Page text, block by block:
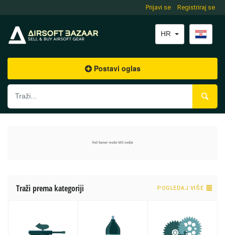
Prijavi se Registriraj se
HR
Postavi oglas
Traži prema kategoriji POGLEDAJ VIŠE